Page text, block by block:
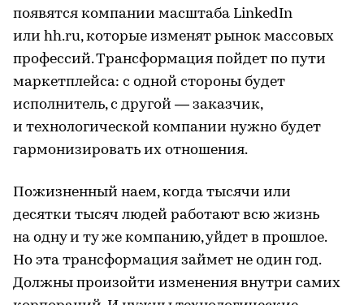
появятся компании масштаба LinkedIn
или hh.ru, которые изменят рынок массовых
профессий. Трансформация пойдет по пути
маркетплейса: с одной стороны будет
исполнитель, с другой — заказчик,
и технологической компании нужно будет
гармонизировать их отношения.
Пожизненный наем, когда тысячи или
десятки тысяч людей работают всю жизнь
на одну и ту же компанию, уйдет в прошлое.
Но эта трансформация займет не один год.
Должны произойти изменения внутри самих